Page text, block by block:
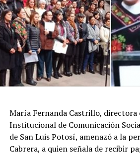
María Fernanda Castrillo, directora
Institucional de Comunicación
de San Luis Potosí, amenazó a la
Cabrera, a quien señala de recibir